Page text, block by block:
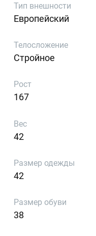
Тип внешности
Европейский
Телосложение
Стройное
Рост
167
Вес
42
Размер одежды
42
Размер обуви
38